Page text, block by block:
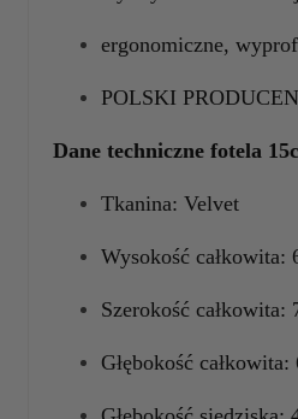
ergonomiczne,
POLSKI
Dane techniczne fotela
Tkanina: Velvet
Wysokość całkowita:
Szerokość całkowita:
Głębokość